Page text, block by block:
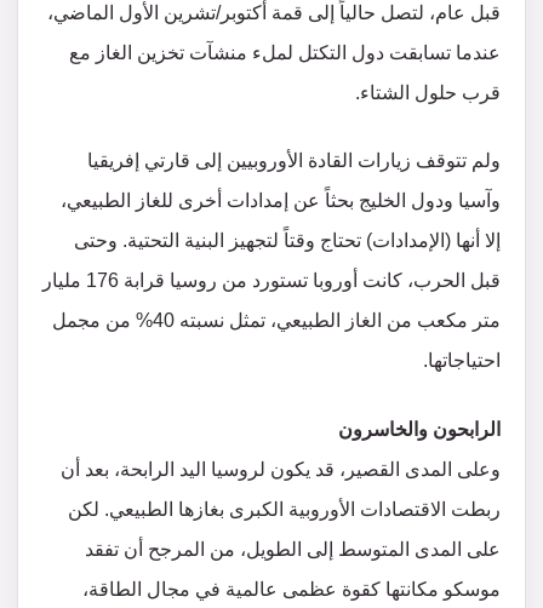
قبل عام، لتصل حالياً إلى قمة أكتوبر/تشرين الأول الماضي،
عندما تسابقت دول التكتل لملء منشآت تخزين الغاز مع
قرب حلول الشتاء.
ولم تتوقف زيارات القادة الأوروبيين إلى قارتي إفريقيا
وآسيا ودول الخليج بحثاً عن إمدادات أخرى للغاز الطبيعي،
إلا أنها (الإمدادات) تحتاج وقتاً لتجهيز البنية التحتية. وحتى
قبل الحرب، كانت أوروبا تستورد من روسيا قرابة 176 مليار
متر مكعب من الغاز الطبيعي، تمثل نسبته 40% من مجمل
احتياجاتها.
الرابحون والخاسرون
وعلى المدى القصير، قد يكون لروسيا اليد الرابحة، بعد أن
ربطت الاقتصادات الأوروبية الكبرى بغازها الطبيعي. لكن
على المدى المتوسط ​​إلى الطويل، من المرجح أن تفقد
موسكو مكانتها كقوة عظمى عالمية في مجال الطاقة،